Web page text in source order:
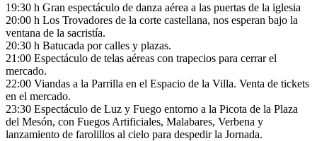
19:30 h Gran espectáculo de danza aérea a las puertas de la iglesia
20:00 h Los Trovadores de la corte castellana, nos esperan bajo la
ventana de la sacristía.
20:30 h Batucada por calles y plazas.
21:00 Espectáculo de telas aéreas con trapecios para cerrar el
mercado.
22:00 Viandas a la Parrilla en el Espacio de la Villa. Venta de tickets
en el mercado.
23:30 Espectáculo de Luz y Fuego entorno a la Picota de la Plaza
del Mesón, con Fuegos Artificiales, Malabares, Verbena y
lanzamiento de farolillos al cielo para despedir la Jornada.